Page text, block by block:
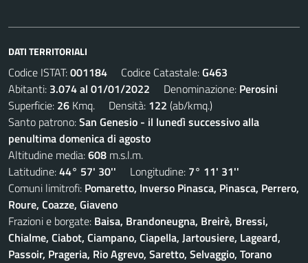
DATI TERRITORIALI
Codice ISTAT:001184 Codice Catastale:G463
Abitanti: 3.074 al 01/01/2022 Denominazione: Perosini
Superficie: 26 Kmq. Densità: 122 (ab/kmq.)
Santo patrono:San Genesio - il lunedì successivo alla
penultima domenica di agosto
Altitudine media:608 m.s.l.m.
Latitudine:44° 57' 30'' Longitudine: 7° 11' 31''
Comuni limitrofi: Pomaretto, Inverso Pinasca, Pinasca, Perrero,
Roure, Coazze, Giaveno
Frazioni e borgate: Baisa, Brandoneugna, Breirè, Bressi,
Chialme, Ciabot, Ciampano, Ciapella, Jartousiere, Lageard,
Passoir, Prageria, Rio Agrevo, Saretto, Selvaggio, Torano